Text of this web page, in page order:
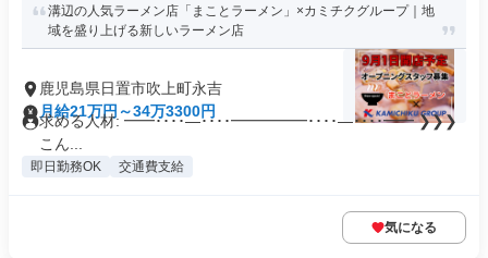
溝辺の人気ラーメン店「まことラーメン」×カミチクグループ｜地
域を盛り上げる新しいラーメン店
鹿児島県日置市吹上町永吉
月給21万円～34万3300円
求める人材: ━━････―････━━━━━････―････━━ ❯❯❯
こん...
即日勤務OK 交通費支給
気になる